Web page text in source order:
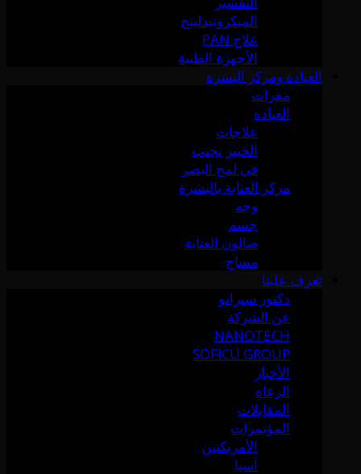
الميكرونيدلينج
علاج PAN
الأجهزة الطبية
العيادة ومركز البشرة
مقرات
العيادة
علاجات
الخبير يجيب
في لمح البصر
مركز العناية بالبشرة
وجه
جسم
صالون العناية
مساج
تعرف علينا
دكتور سيرانو
عن الشركة
NANOTECH
SOFICU GROUP
الأخبار
الرعاة
المقابلات
المؤتمرات
الأمريكتين
آسيا